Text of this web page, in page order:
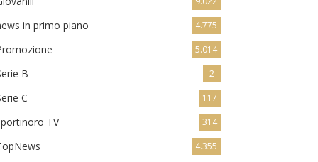
in primo piano 4.775
5.014
B 2
C 117
TV 314
4.355